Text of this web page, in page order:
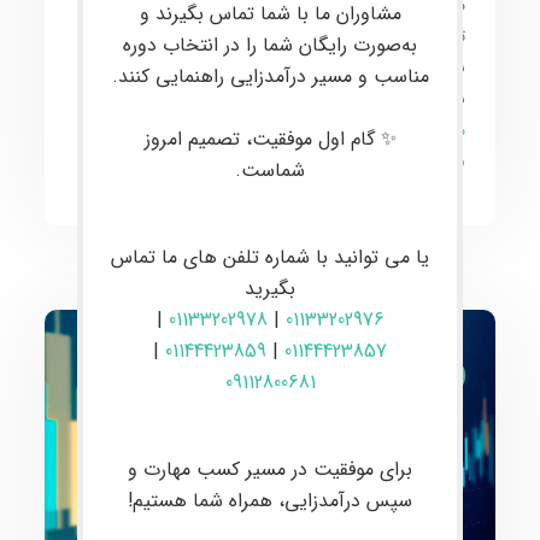
تجربه
معامله‌گران به سطححرفه‌ایو همگام شدن با
برترین‌ها در این عرصه است. تاکید این دوره بر تسلط کامل
بر
معامله‌گریبرای انجام معاملات موفقانه سودآور
بازارهای مالی جهانی
است.
ارز دیجیتال و فارکس
مشاوران ما با شما تماس بگیرند و
به‌صورت رایگان شما را در انتخاب دوره
مناسب و مسیر درآمدزایی راهنمایی کنند.
✨ گام اول موفقیت، تصمیم امروز
شماست.
یا می توانید با شماره تلفن های ما تماس
بگیرید
01133202976
|
01133202978
|
01144423857
|
01144423859
|
09112800681
برای موفقیت در مسیر کسب مهارت و
سپس درآمدزایی، همراه شما هستیم!